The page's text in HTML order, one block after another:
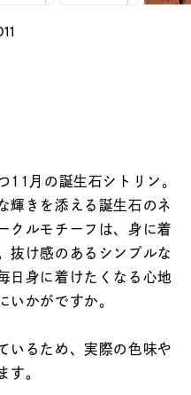
11月の誕生石シトリン。
輝きを添える誕生石のネ
クルモチーフは、身に着
抜け感のあるシンプルな
日身に着けたくなる心地
いかがですか。
いるため、実際の色味や
す。